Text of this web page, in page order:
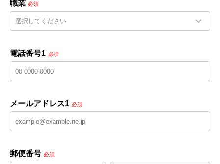
職業 必須
電話番号1 必須
メールアドレス1 必須
郵便番号 必須